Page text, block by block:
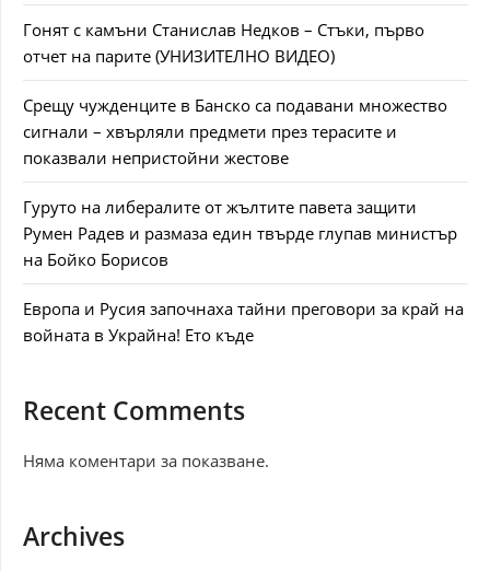
Гонят с камъни Станислав Недков – Стъки, първо
отчет на парите (УНИЗИТЕЛНО ВИДЕО)
Срещу чужденците в Банско са подавани множество
сигнали – хвърляли предмети през терасите и
показвали непристойни жестове
Гуруто на либералите от жълтите павета защити
Румен Радев и размаза един твърде глупав министър
на Бойко Борисов
Европа и Русия започнаха тайни преговори за край на
войната в Украйна! Ето къде
Recent Comments
Няма коментари за показване.
Archives